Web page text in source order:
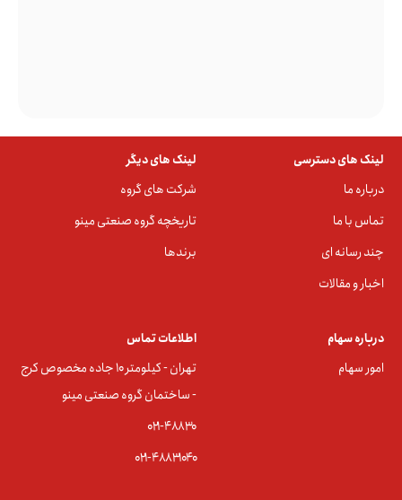
لینک های دسترسی
درباره ما
تماس با ما
چند رسانه ای
اخبار و مقالات
لینک های دیگر
شرکت های گروه
تاریخچه گروه صنعتی مینو
برندها
درباره سهام
امور سهام
اطلاعات تماس
تهران - کیلومتر ۱۰ جاده مخصوص کرج
- ساختمان گروه صنعتی مینو
۰۲۱-۴۸۸۳0
۰۲۱-۴۸۸۳۱۰۴۰